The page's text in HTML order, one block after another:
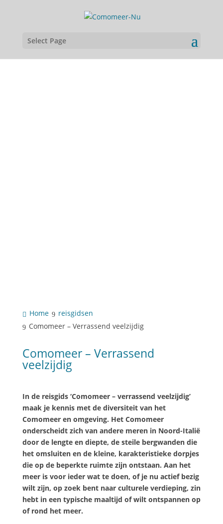
Select Page
Home
reisgidsen
Comomeer – Verrassend veelzijdig
Comomeer – Verrassend
veelzijdig
In de reisgids ‘Comomeer – verrassend veelzijdig’
maak je kennis met de diversiteit van het
Comomeer en omgeving. Het Comomeer
onderscheidt zich van andere meren in Noord-Italië
door de lengte en diepte, de steile bergwanden die
het omsluiten en de kleine, karakteristieke dorpjes
die op de beperkte ruimte zijn ontstaan. Aan het
meer is voor ieder wat te doen, of je nu actief bezig
wilt zijn, op zoek bent naar culturele verdieping, zin
hebt in een typische maaltijd of wilt ontspannen op
of rond het meer.